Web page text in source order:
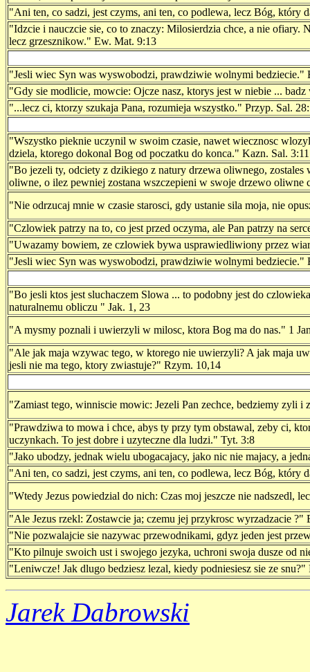
"Ani ten, co sadzi, jest czyms, ani ten, co podlewa, lecz Bóg, który
"Idzcie i nauczcie sie, co to znaczy: Milosierdzia chce, a nie
lecz grzesznikow." Ew. Mat. 9:13
"Jesli wiec Syn was wyswobodzi, prawdziwie wolnymi bedziecie."
"Gdy sie modlicie, mowcie: Ojcze nasz, ktorys jest w niebie ...
"...lecz ci, ktorzy szukaja Pana, rozumieja wszystko." Przyp. Sal.
"Wszystko pieknie uczynil w swoim czasie, nawet wiecznosc
dziela, ktorego dokonal Bog od poczatku do konca." Kazn. Sal. 3:11
"Bo jezeli ty, odciety z dzikiego z natury drzewa oliwnego,
oliwne, o ilez pewniej zostana wszczepieni w swoje drzewo
"Nie odrzucaj mnie w czasie starosci, gdy ustanie sila moja, nie
"Czlowiek patrzy na to, co jest przed oczyma, ale Pan patrzy na
"Uwazamy bowiem, ze czlowiek bywa usprawiedliwiony przez
"Jesli wiec Syn was wyswobodzi, prawdziwie wolnymi bedziecie."
"Bo jesli ktos jest sluchaczem Slowa ... to podobny jest do
naturalnemu obliczu " Jak. 1, 23
"A mysmy poznali i uwierzyli w milosc, ktora Bog ma do nas." 1
"Ale jak maja wzywac tego, w ktorego nie uwierzyli? A jak maja
jesli nie ma tego, ktory zwiastuje?" Rzym. 10,14
"Zamiast tego, winniscie mowic: Jezeli Pan zechce, bedziemy zyli
"Prawdziwa to mowa i chce, abys ty przy tym obstawal, zeby ci,
uczynkach. To jest dobre i uzyteczne dla ludzi." Tyt. 3:8
"Jako ubodzy, jednak wielu ubogacajacy, jako nic nie majacy, a
"Ani ten, co sadzi, jest czyms, ani ten, co podlewa, lecz Bóg, który
"Wtedy Jezus powiedzial do nich: Czas moj jeszcze nie nadszedl,
"Ale Jezus rzekl: Zostawcie ja; czemu jej przykrosc wyrzadzacie ?"
"Nie pozwalajcie sie nazywac przewodnikami, gdyz jeden jest
"Kto pilnuje swoich ust i swojego jezyka, uchroni swoja dusze od
"Leniwcze! Jak dlugo bedziesz lezal, kiedy podniesiesz sie ze snu?"
Jarek Dabrowski